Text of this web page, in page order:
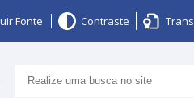
Fonte Contraste